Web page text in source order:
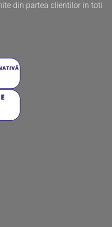
din partea clientilor in toti